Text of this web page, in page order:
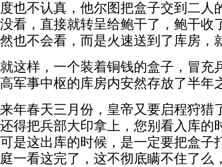
度也不认真，他尔图把盒子交到二人
没看，直接就转呈给鲍干了，鲍干收
然也不会看，而是火速送到了库房，
就这样，一个装着铜钱的盒子，冒充
高军事中枢的库房内安然存放了半年
来年春天三月份，皇帝又要启程狩猎
还得把兵部大印拿上，您别看入库的
可是这出库的时候，是一定要把盒子
庭一看这完了，这不彻底瞒不住了么